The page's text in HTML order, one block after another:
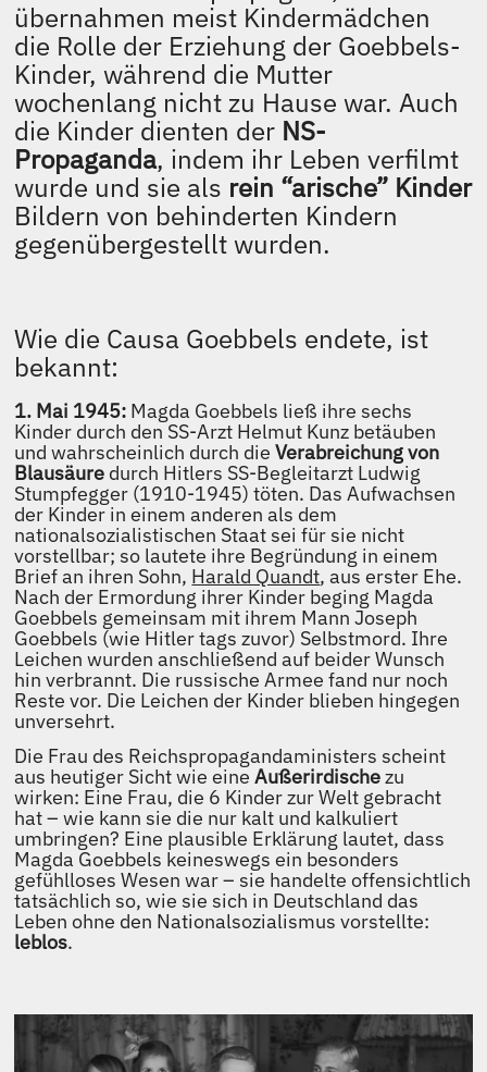
übernahmen meist Kindermädchen
die Rolle der Erziehung der Goebbels-
Kinder, während die Mutter
wochenlang nicht zu Hause war. Auch
die Kinder dienten der NS-
Propaganda, indem ihr Leben verfilmt
wurde und sie als rein “arische” Kinder
Bildern von behinderten Kindern
gegenübergestellt wurden.
Wie die Causa Goebbels endete, ist
bekannt:
1. Mai 1945: Magda Goebbels ließ ihre sechs
Kinder durch den SS-Arzt Helmut Kunz betäuben
und wahrscheinlich durch dieVerabreichung von
Blausäure durch Hitlers SS-Begleitarzt Ludwig
Stumpfegger (1910-1945) töten. Das Aufwachsen
der Kinder in einem anderen als dem
nationalsozialistischen Staat sei für sie nicht
vorstellbar; so lautete ihre Begründung in einem
Brief an ihren Sohn, Harald Quandt, aus erster Ehe.
Nach der Ermordung ihrer Kinder beging Magda
Goebbels gemeinsam mit ihrem Mann Joseph
Goebbels (wie Hitler tags zuvor) Selbstmord. Ihre
Leichen wurden anschließend auf beider Wunsch
hin verbrannt. Die russische Armee fand nur noch
Reste vor. Die Leichen der Kinder blieben hingegen
unversehrt.
Die Frau des Reichspropagandaministers scheint
aus heutiger Sicht wie eineAußerirdischezu
wirken: Eine Frau, die 6 Kinder zur Welt gebracht
hat – wie kann sie die nur kalt und kalkuliert
umbringen? Eine plausible Erklärung lautet, dass
Magda Goebbels keineswegs ein besonders
gefühlloses Wesen war – sie handelte offensichtlich
tatsächlich so, wie sie sich in Deutschland das
Leben ohne den Nationalsozialismus vorstellte:
leblos.